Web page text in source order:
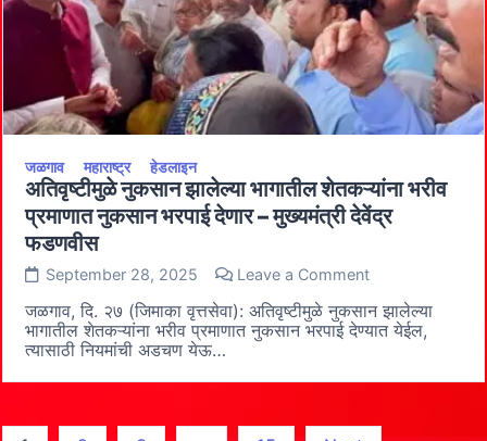
डॉ.
प्रकाश
आमटे
यांना
लोकनेते
स्व.
दाजीसाहेब
रोहिदास
पुरस्कार
प्रदान
जळगाव महाराष्ट्र हेडलाइन
अतिवृष्टीमुळे नुकसान झालेल्या भागातील शेतकऱ्यांना भरीव
प्रमाणात नुकसान भरपाई देणार – मुख्यमंत्री देवेंद्र
फडणवीस
September 28, 2025 Leave a Commenton
नुकसान
झालेल्या
भागातील
भरीव
भरपाई
जळगाव, दि. २७ (जिमाका वृत्तसेवा): अतिवृष्टीमुळे नुकसान झालेल्या
भागातील शेतकऱ्यांना भरीव प्रमाणात नुकसान भरपाई देण्यात येईल,
त्यासाठी नियमांची अडचण येऊ…